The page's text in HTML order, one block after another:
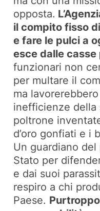
opposta.
il compito fisso
e fare le pulci a
esce dalle
funzionari non
per multare il
ma
inefficienze della
poltrone
d’oro gonfiati e i
Un guardiano
Stato per
e dai suoi
respiro a chi
Paese.